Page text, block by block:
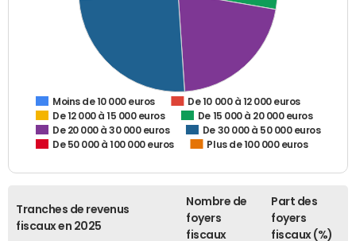
Moins de 10 000 euros
De 10 000 à 12 000 euros
De 12 000 à 15 000 euros
De 15 000 à 20 000 euros
De 20 000 à 30 000 euros
De 30 000 à 50 000 euros
De 50 000 à 100 000 euros
Plus de 100 000 euros
Tranches de revenus
fiscaux en 2025
Nombre de
foyers
fiscaux
Part des
foyers
fiscaux (%)